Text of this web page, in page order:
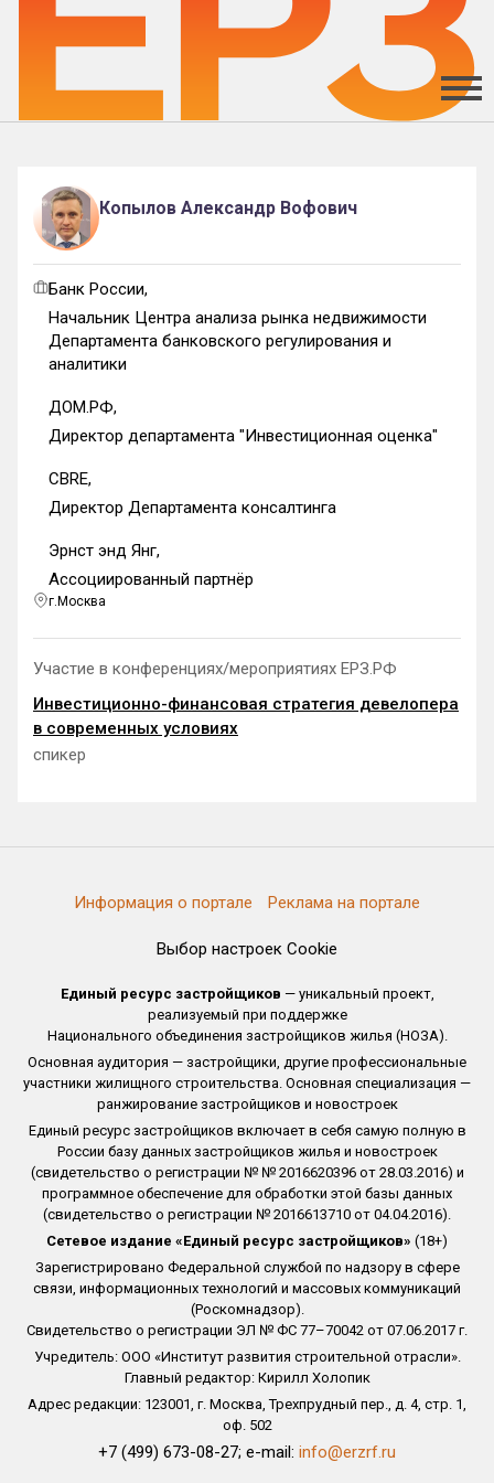
Копылов Александр Вофович
Банк России,
Начальник Центра анализа рынка недвижимости
Департамента банковского регулирования и
аналитики
ДОМ.РФ,
Директор департамента "Инвестиционная оценка"
CBRE,
Директор Департамента консалтинга
Эрнст энд Янг,
Ассоциированный партнёр
г.Москва
Участие в конференциях/мероприятиях ЕРЗ.РФ
Инвестиционно-финансовая стратегия девелопера
в современных условиях
спикер
Информация о портале Реклама на портале
Выбор настроек Cookie
Единый ресурс застройщиков — уникальный проект,
реализуемый при поддержке
Национального объединения застройщиков жилья (НОЗА).
Основная аудитория — застройщики, другие профессиональные
участники жилищного строительства. Основная специализация —
ранжирование застройщиков и новостроек
Единый ресурс застройщиков включает в себя самую полную в
России базу данных застройщиков жилья и новостроек
(свидетельство о регистрации № № 2016620396 от 28.03.2016) и
программное обеспечение для обработки этой базы данных
(свидетельство о регистрации № 2016613710 от 04.04.2016).
Сетевое издание «Единый ресурс застройщиков» (18+)
Зарегистрировано Федеральной службой по надзору в сфере
связи, информационных технологий и массовых коммуникаций
(Роскомнадзор).
Свидетельство о регистрации ЭЛ № ФС 77–70042 от 07.06.2017 г.
Учредитель: ООО «Институт развития строительной отрасли».
Главный редактор: Кирилл Холопик
Адрес редакции: 123001, г. Москва, Трехпрудный пер., д. 4, стр. 1,
оф. 502
+7 (499) 673-08-27; e-mail: info@erzrf.ru